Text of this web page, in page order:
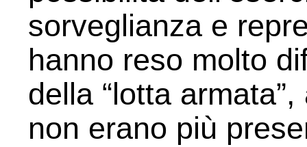
sorveglianza e
hanno reso molto
della “lotta
non erano più